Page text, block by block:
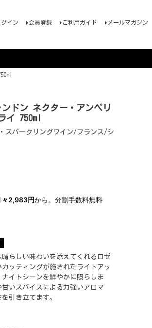
グイン 会員登録 ご利用ガイド メールマガジン
ドン ネクター・アンペリ
イ 750ml
スパークリングワイン/フランス/シ
々2,983円から。分割手数料無料
らしい味わいを添えてくれるロゼ
ッティングが施されたライトアッ
イトシーンを鮮やかに照らしま
いスパイスによる力強いアロマ
引き立てます。